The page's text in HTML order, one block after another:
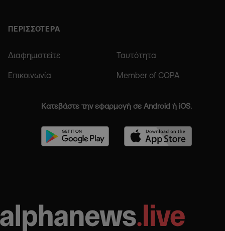
ΠΕΡΙΣΣΟΤΕΡΑ
Διαφημιστείτε Ταυτότητα
Επικοινωνία Member of COPA
Κατεβάστε την εφαρμογή σε Android ή iOS.